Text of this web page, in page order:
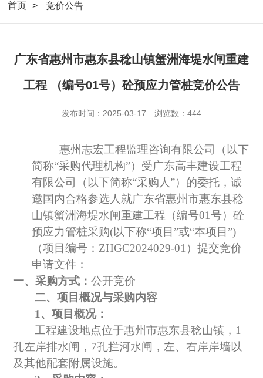
首页 竞价公告
广东省惠州市惠东县稔山镇蟹洲海堤水闸重建
工程 （编号01号）砼预应力管桩竞价公告
发布时间：2025-03-17 浏览数：444
惠州志宏工程监理咨询有限公司（以下
简称“采购代理机构”）受广东高丰建设工程
有限公司（以下简称“采购人”）的委托，诚
邀国内合格参选人就广东省惠州市惠东县稔
山镇蟹洲海堤水闸重建工程（编号01号）砼
预应力管桩采购(以下称“项目”或“本项目”)
（项目编号：ZHGC2024029-01）提交竞价
申请文件：
一、 采购方式： 公开竞价
二、项目概况与采购内容
1、项目概况：
工程建设地点位于惠州市惠东县稔山镇， 1
孔左岸排水闸，7孔拦河水闸，左、右岸岸墙以
及其他配套附属设施。